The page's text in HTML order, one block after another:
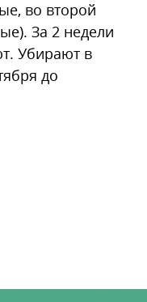
во второй
За 2 недели
Убирают в
до